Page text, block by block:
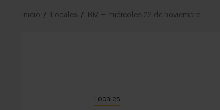
Inicio Locales BM – miércoles 22 de noviembre
Locales